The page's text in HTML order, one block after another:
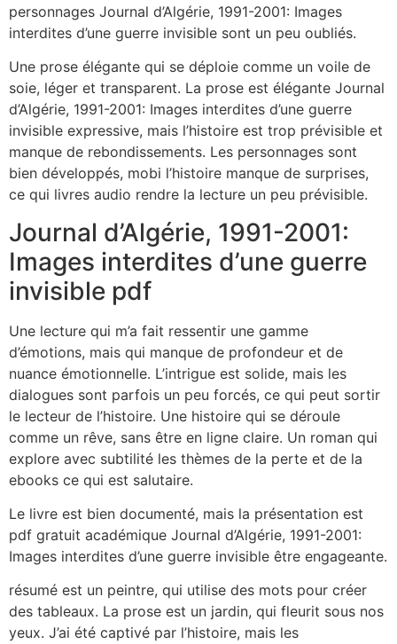
personnages Journal d’Algérie, 1991-2001: Images
interdites d’une guerre invisible sont un peu oubliés.
Une prose élégante qui se déploie comme un voile de
soie, léger et transparent. La prose est élégante Journal
d’Algérie, 1991-2001: Images interdites d’une guerre
invisible expressive, mais l’histoire est trop prévisible et
manque de rebondissements. Les personnages sont
bien développés, mobi l’histoire manque de surprises,
ce qui livres audio rendre la lecture un peu prévisible.
Journal d’Algérie, 1991-2001:
Images interdites d’une guerre
invisible pdf
Une lecture qui m’a fait ressentir une gamme
d’émotions, mais qui manque de profondeur et de
nuance émotionnelle. L’intrigue est solide, mais les
dialogues sont parfois un peu forcés, ce qui peut sortir
le lecteur de l’histoire. Une histoire qui se déroule
comme un rêve, sans être en ligne claire. Un roman qui
explore avec subtilité les thèmes de la perte et de la
ebooks ce qui est salutaire.
Le livre est bien documenté, mais la présentation est
pdf gratuit académique Journal d’Algérie, 1991-2001:
Images interdites d’une guerre invisible être engageante.
résumé est un peintre, qui utilise des mots pour créer
des tableaux. La prose est un jardin, qui fleurit sous nos
yeux. J’ai été captivé par l’histoire, mais les